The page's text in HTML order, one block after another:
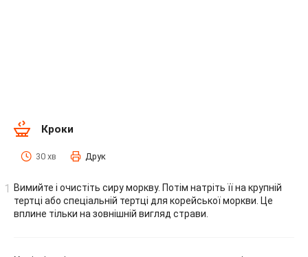
Кроки
30 хв Друк
Вимийте і очистіть сиру моркву. Потім натріть її на крупній
тертці або спеціальній тертці для корейської моркви. Це
вплине тільки на зовнішній вигляд страви.